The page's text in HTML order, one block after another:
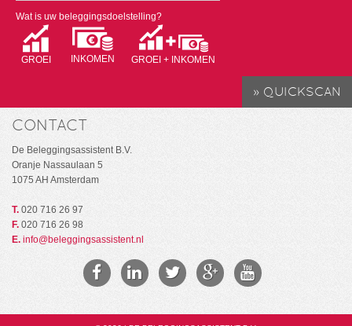
Wat is uw beleggingsdoelstelling?
GROEI INKOMEN GROEI + INKOMEN
CONTACT
De Beleggingsassistent B.V.
Oranje Nassaulaan 5
1075 AH Amsterdam
T. 020 716 26 97
F. 020 716 26 98
E. info@beleggingsassistent.nl